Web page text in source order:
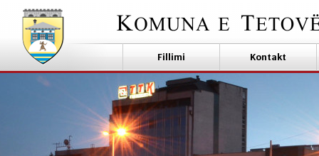
Fillimi Kontakt